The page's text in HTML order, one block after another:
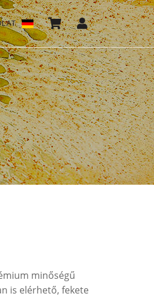
*
minőségű
is elérhető, fekete